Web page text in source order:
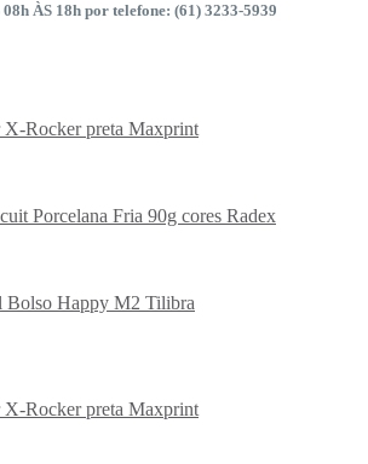
ÀS 18h por telefone: (61) 3233-5939
X-Rocker preta Maxprint
Porcelana Fria 90g cores Radex
Bolso Happy M2 Tilibra
X-Rocker preta Maxprint